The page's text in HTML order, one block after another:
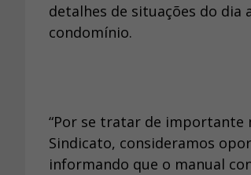
detalhes de situações do dia
condomínio.
“Por se tratar de
Sindicato, consideramos
informando que o manual